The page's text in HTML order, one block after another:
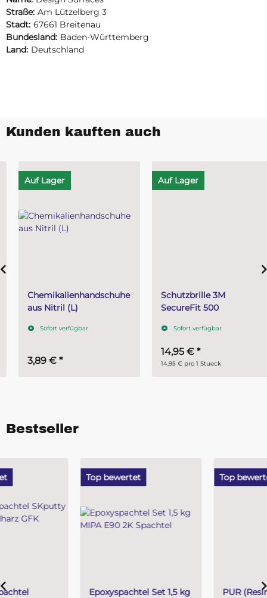
Straße: Am Lützelberg 3
Stadt: 67661 Breitenau
Bundesland: Baden-Württemberg
Land: Deutschland
Kunden kauften auch
Auf Lager
Chemikalienhandschuhe
aus Nitril (L)
Sofort verfügbar
3,89 € *
Auf Lager
Schutzbrille 3M
SecureFit 500
Sofort verfügbar
14,95 € *
14,95 € pro 1 Stueck
Bestseller
Epoxyspachtel Set 1,5 kg
PUR (Resin) 4 Minuten